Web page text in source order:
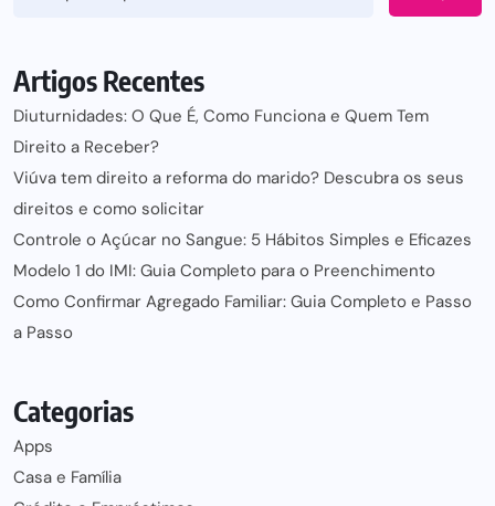
Artigos Recentes
Diuturnidades: O Que É, Como Funciona e Quem Tem
Direito a Receber?
Viúva tem direito a reforma do marido? Descubra os seus
direitos e como solicitar
Controle o Açúcar no Sangue: 5 Hábitos Simples e Eficazes
Modelo 1 do IMI: Guia Completo para o Preenchimento
Como Confirmar Agregado Familiar: Guia Completo e Passo
a Passo
Categorias
Apps
Casa e Família